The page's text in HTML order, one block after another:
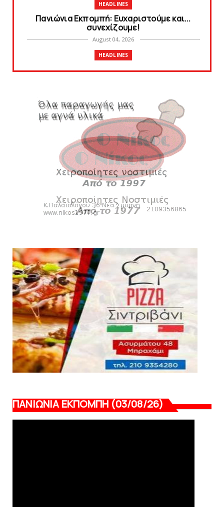
HEADLINES
Πανιώνια Εκπομπή: Eυχαριστούμε και...
συνεχίζουμε!
August 04, 2026
HEADLINES
Θλίψη για τον χαμό του Γιώργου
SLIDE
Ξεκινά η ελεύθερη διάθεση των εισιτηρίων
διαρκείας του βόλεϊ...
August 04, 2026
HEADLINES
Kυανέρυθρη και επίσημα η Πάτερου
August 04, 2026
SLIDE
Πανιώνια Εκπομπή: Έπεσε η αυλαία της
ΕΠΙΚΑΙΡΟΤΗΤΑ
LIVE η Πανιώνια Εκπομπή!
August 03, 2026
ΠΑΝΙΩΝΙΑ ΕΚΠΟΜΠΗ (03/08/26)